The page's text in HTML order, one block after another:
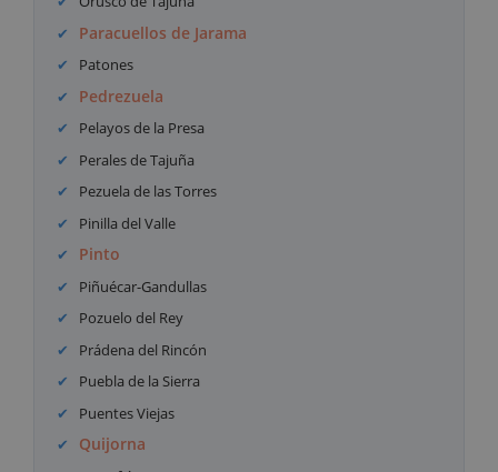
Paracuellos de Jarama
Patones
Pedrezuela
Pelayos de la Presa
Perales de Tajuña
Pezuela de las Torres
Pinilla del Valle
Pinto
Piñuécar-Gandullas
Pozuelo del Rey
Prádena del Rincón
Puebla de la Sierra
Puentes Viejas
Quijorna